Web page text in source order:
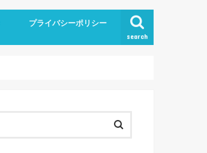
search
プライバシーポリシー